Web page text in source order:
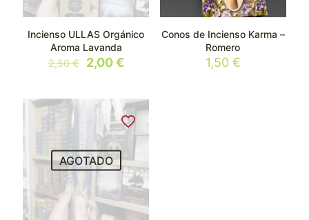
Incienso ULLAS Orgánico
Aroma Lavanda
2,50€
El
precio
era:
2,50 €.
2,00€El
es:
2,00 €.
Conos de Incienso Karma –
Romero
1,50 €
AGOTADO